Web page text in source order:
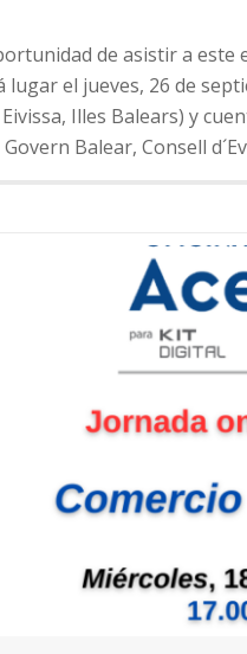
de asistir a
el jueves, 26 de
Illes Balears) y
Balear, Consell